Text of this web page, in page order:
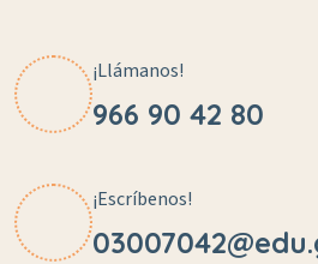
¡Llámanos!
966 90 42 80
¡Escríbenos!